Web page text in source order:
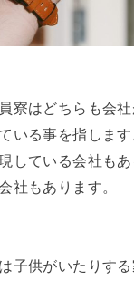
寮はどちらも会
いる事を指しま
している会社も
社もあります。
子供がいたりす